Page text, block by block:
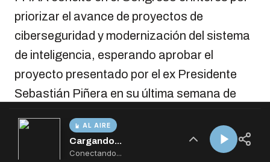
AL AIRE
Cargando...
Conectando...